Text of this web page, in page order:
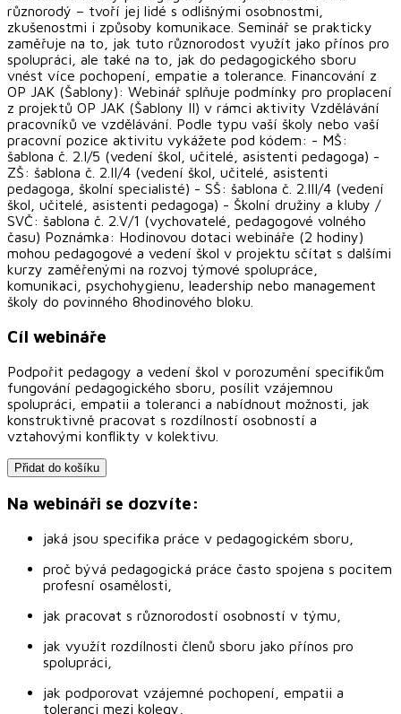
různorodý – tvoří jej lidé s odlišnými osobnostmi,
zkušenostmi i způsoby komunikace. Seminář se prakticky
zaměřuje na to, jak tuto různorodost využít jako přínos pro
spolupráci, ale také na to, jak do pedagogického sboru
vnést více pochopení, empatie a tolerance. Financování z
OP JAK (Šablony): Webinář splňuje podmínky pro proplacení
z projektů OP JAK (Šablony II) v rámci aktivity Vzdělávání
pracovníků ve vzdělávání. Podle typu vaší školy nebo vaší
pracovní pozice aktivitu vykážete pod kódem: - MŠ:
šablona č. 2.I/5 (vedení škol, učitelé, asistenti pedagoga) -
ZŠ: šablona č. 2.II/4 (vedení škol, učitelé, asistenti
pedagoga, školní specialisté) - SŠ: šablona č. 2.III/4 (vedení
škol, učitelé, asistenti pedagoga) - Školní družiny a kluby /
SVČ: šablona č. 2.V/1 (vychovatelé, pedagogové volného
času) Poznámka: Hodinovou dotaci webináře (2 hodiny)
mohou pedagogové a vedení škol v projektu sčítat s dalšími
kurzy zaměřenými na rozvoj týmové spolupráce,
komunikaci, psychohygienu, leadership nebo management
školy do povinného 8hodinového bloku.
Cíl webináře
Podpořit pedagogy a vedení škol v porozumění specifikům
fungování pedagogického sboru, posílit vzájemnou
spolupráci, empatii a toleranci a nabídnout možnosti, jak
konstruktivně pracovat s rozdílností osobností a
vztahovými konflikty v kolektivu.
Přidat do košíku
Na webináři se dozvíte:
jaká jsou specifika práce v pedagogickém sboru,
proč bývá pedagogická práce často spojena s pocitem
profesní osamělosti,
jak pracovat s různorodostí osobností v týmu,
jak využít rozdílnosti členů sboru jako přínos pro
spolupráci,
jak podporovat vzájemné pochopení, empatii a
toleranci mezi kolegy,